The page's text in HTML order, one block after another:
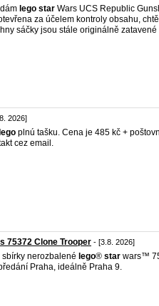
lego star Wars UCS Republic
za účelem kontroly obsahu,
sáčky jsou stále originálně
2026]
lego plnú tašku. Cena je 485 kč +
cez email.
75372 Clone Trooper - [3.8. 2026]
sbírky nerozbalené lego® star wars™
Praha, ideálně Praha 9.